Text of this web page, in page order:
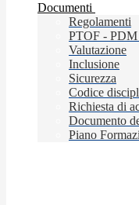
Documenti
Regolamenti
PTOF -
Valutazione
Inclusione
Sicurezza
Codice
Richiesta di
Documento
Piano